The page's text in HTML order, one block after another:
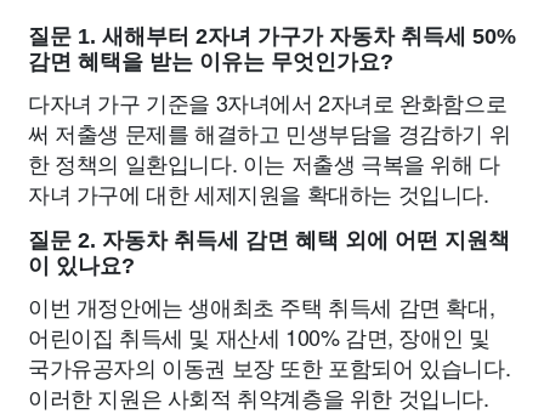
질문 1. 새해부터 2자녀 가구가 자동차 취득세 50%
감면 혜택을 받는 이유는 무엇인가요?
다자녀 가구 기준을 3자녀에서 2자녀로 완화함으로
써 저출생 문제를 해결하고 민생부담을 경감하기 위
한 정책의 일환입니다. 이는 저출생 극복을 위해 다
자녀 가구에 대한 세제지원을 확대하는 것입니다.
질문 2. 자동차 취득세 감면 혜택 외에 어떤 지원책
이 있나요?
이번 개정안에는 생애최초 주택 취득세 감면 확대,
어린이집 취득세 및 재산세 100% 감면, 장애인 및
국가유공자의 이동권 보장 또한 포함되어 있습니다.
이러한 지원은 사회적 취약계층을 위한 것입니다.